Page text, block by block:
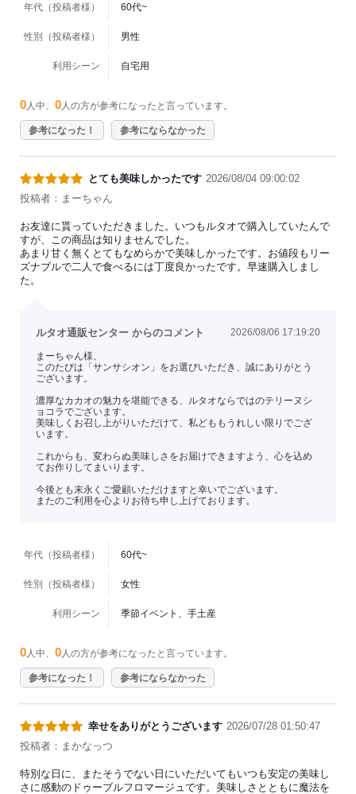
年代（投稿者様） 60代~
性別（投稿者様） 男性
利用シーン 自宅用
0 人中、 0 人の方が参考になったと言っています。
参考になった！ 参考にならなかった
とても美味しかったです 2026/08/04 09:00:02
投稿者：まーちゃん
お友達に貰っていただきました。いつもルタオで購入していたんで
すが、この商品は知りませんでした。
あまり甘く無くとてもなめらかで美味しかったです。お値段もリー
ズナブルで二人で食べるには丁度良かったです。早速購入しまし
た。
ルタオ通販センター からのコメント 2026/08/06 17:19:20
まーちゃん様、
このたびは「サンサシオン」をお選びいただき、誠にありがとう
ございます。
濃厚なカカオの魅力を堪能できる、ルタオならではのテリーヌシ
ョコラでございます。
美味しくお召し上がりいただけて、私どももうれしい限りでござ
います。
これからも、変わらぬ美味しさをお届けできますよう、心を込め
てお作りしてまいります。
今後とも末永くご愛顧いただけますと幸いでございます。
またのご利用を心よりお待ち申し上げております。
年代（投稿者様） 60代~
性別（投稿者様） 女性
利用シーン 季節イベント、手土産
0 人中、 0 人の方が参考になったと言っています。
参考になった！ 参考にならなかった
幸せをありがとうございます 2026/07/28 01:50:47
投稿者：まかなっつ
特別な日に、またそうでない日にいただいてもいつも安定の美味し
さに感動のドゥーブルフロマージュです。美味しさとともに魔法を